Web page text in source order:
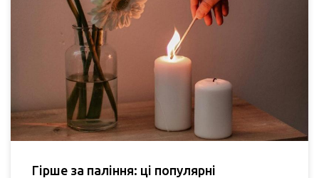
Гірше за паління: ці популярні